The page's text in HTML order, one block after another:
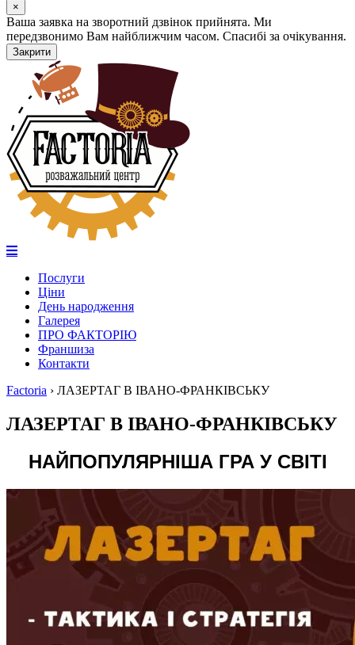
×
Ваша заявка на зворотний дзвінок прийнята. Ми
передзвонимо Вам найближчим часом. Спасибі за очікування.
Закрити
Послуги
Ціни
День народження
Галерея
ПРО ФАКТОРІЮ
Франшиза
Контакти
Factoria › ЛАЗЕРТАГ В ІВАНО-ФРАНКІВСЬКУ
ЛАЗЕРТАГ В ІВАНО-ФРАНКІВСЬКУ
НАЙПОПУЛЯРНІША ГРА У СВІТІ